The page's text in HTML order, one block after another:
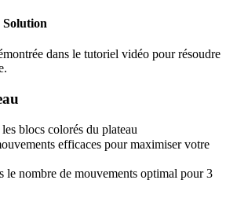
Solution
dans le tutoriel vidéo pour résoudre
blocs colorés du plateau
efficaces pour maximiser votre
le nombre de mouvements optimal pour 3